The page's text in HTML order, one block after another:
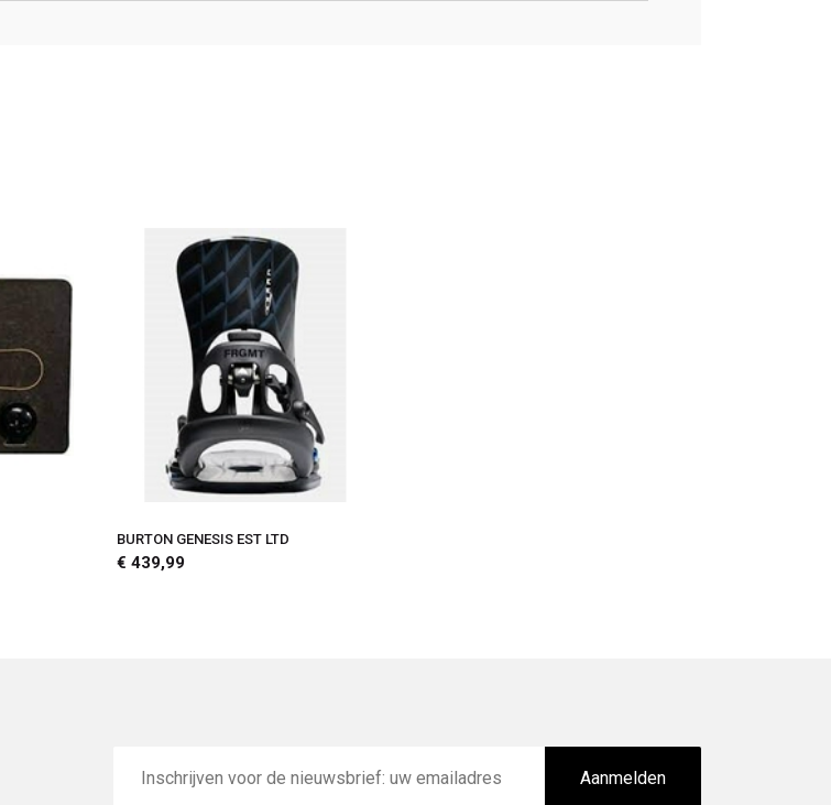
BURTON GENESIS EST LTD
€ 439,99
mailadres
Aanmelden